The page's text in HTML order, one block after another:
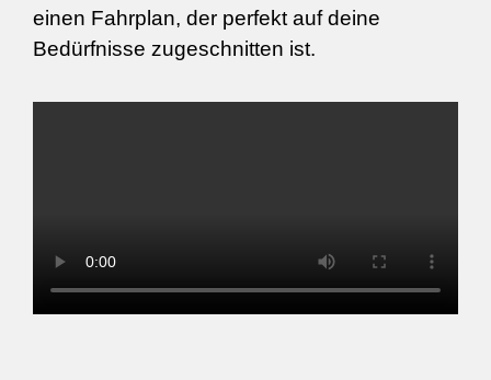
einen Fahrplan, der perfekt auf deine
Bedürfnisse zugeschnitten ist.